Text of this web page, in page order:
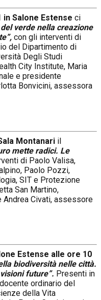
in Salone Estense ci
del verde nella creazione
con gli interventi di
del Dipartimento di
Degli Studi
City Institute, Maria
e presidente
Bonvicini, assessora
Montanari il
mette radici. Le
di Paolo Valisa,
Paolo Pozzi,
SIT e Protezione
San Martino,
Civati, assessore
Estense alle ore 10
biodiversità nelle città.
future”. Presenti in
ordinario del
della Vita